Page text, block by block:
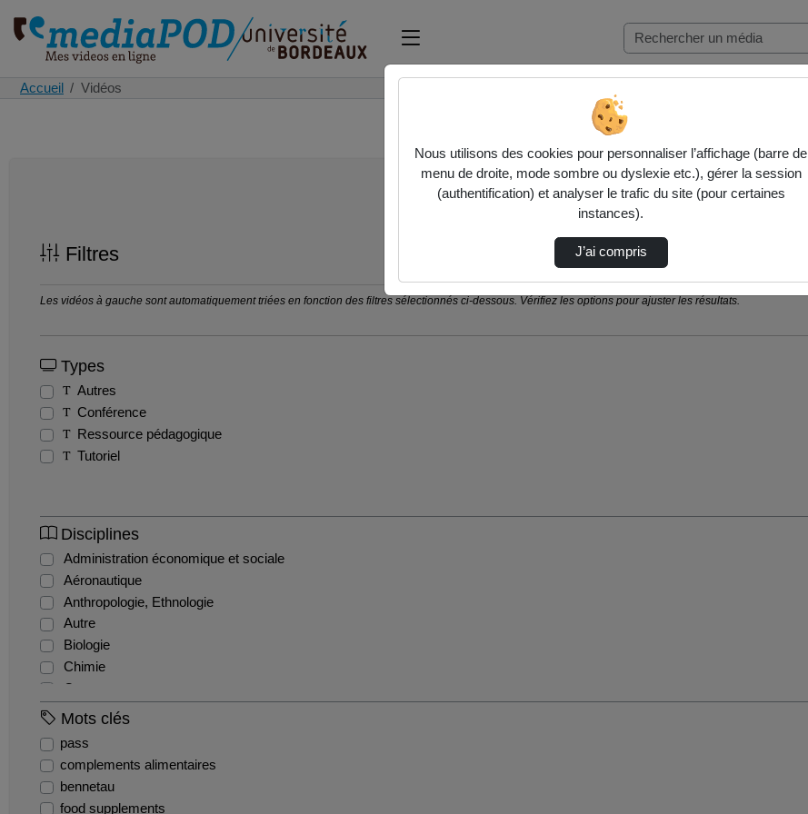
Accueil Vidéos
Filtres
Les vidéos à gauche sont automatiquement triées en fonction des filtres sélectionnés ci-dessous. Vérifiez les options pour ajuster les résultats.
Types
Autres
Conférence
Ressource pédagogique
Tutoriel
Disciplines
Administration économique et sociale
Aéronautique
Anthropologie, Ethnologie
Autre
Biologie
Chimie
Commerce
Comptabilité et gestion financière
Droit civil
Droit constitutionnel
Mots clés
pass
complements alimentaires
bennetau
food supplements
Nous utilisons des cookies pour personnaliser l’affichage (barre de
menu de droite, mode sombre ou dyslexie etc.), gérer la session
(authentification) et analyser le trafic du site (pour certaines
instances).
J’ai compris